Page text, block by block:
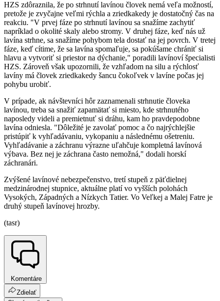
HZS zdôraznila, že po strhnutí lavínou človek nemá veľa možností,
pretože je zvyčajne veľmi rýchla a zriedkakedy je dostatočný čas na
reakciu. "V prvej fáze po strhnutí lavínou sa snažíme zachytiť
napríklad o okolité skaly alebo stromy. V druhej fáze, keď nás už
lavína strhne, sa snažíme pohybom tela dostať na jej povrch. V tretej
fáze, keď cítime, že sa lavína spomaľuje, sa pokúšame chrániť si
hlavu a vytvoriť si priestor na dýchanie," poradili lavínoví špecialisti
HZS. Zároveň však upozornili, že vzhľadom na silu a rýchlosť
lavíny má človek zriedkakedy šancu čokoľvek v lavíne počas jej
pohybu urobiť.
V prípade, ak návštevníci hôr zaznamenali strhnutie človeka
lavínou, treba sa snažiť zapamätať si miesto, kde strhnutého
naposledy videli a premietnuť si dráhu, kam ho pravdepodobne
lavína odniesla. "Dôležité je zavolať pomoc a čo najrýchlejšie
pristúpiť k vyhľadávaniu, vykopaniu a následnému ošetreniu.
Vyhľadávanie a záchranu výrazne uľahčuje kompletná lavínová
výbava. Bez nej je záchrana často nemožná," dodali horskí
záchranári.
Zvýšené lavínové nebezpečenstvo, tretí stupeň z päťdielnej
medzinárodnej stupnice, aktuálne platí vo vyšších polohách
Vysokých, Západných a Nízkych Tatier. Vo Veľkej a Malej Fatre je
druhý stupeň lavínovej hrozby.
(tasr)
Komentáre
Zdielať